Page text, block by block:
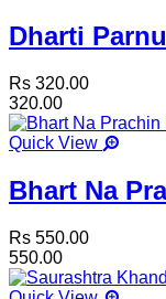
Dharti
Rs 320.00
320.00
Quick View
Bhart Na
Rs 550.00
550.00